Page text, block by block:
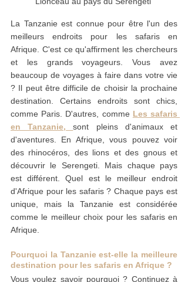
La Tanzanie est connue pour être l'un des
meilleurs endroits pour les safaris en
Afrique. C'est ce qu'affirment les chercheurs
et les grands voyageurs. Vous avez
beaucoup de voyages à faire dans votre vie
? Il peut être difficile de choisir la prochaine
destination. Certains endroits sont chics,
comme Paris. D'autres, comme Les safaris
en Tanzanie, sont pleins d'animaux et
d'aventures. En Afrique, vous pouvez voir
des rhinocéros, des lions et des gnous et
découvrir le Serengeti. Mais chaque pays
est différent. Quel est le meilleur endroit
d'Afrique pour les safaris ? Chaque pays est
unique, mais la Tanzanie est considérée
comme le meilleur choix pour les safaris en
Afrique.
Pourquoi la Tanzanie est-elle la meilleure
destination pour les safaris en Afrique ?
Vous voulez savoir pourquoi ? Continuez à